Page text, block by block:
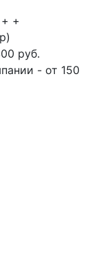
+
руб.
- от 150